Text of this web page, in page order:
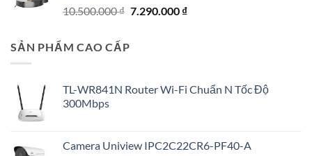
1.150.000 ₫.
10.500.000₫ Giá
7.290.000 ₫Giá
SẢN PHẨM CAO CẤP
TL-WR841N Router Wi-Fi Chuẩn N Tốc Độ
300Mbps
Camera Uniview IPC2C22CR6-PF40-A